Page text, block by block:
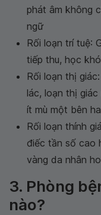
phát âm không
ngữ
Rối loạn trí tuệ:
tiếp thu, học khó
Rối loạn thị
lác, loạn thị
ít mù một bên
Rối loạn thính
điếc tần số cao
vàng da nhân
3. Phòng
nào?